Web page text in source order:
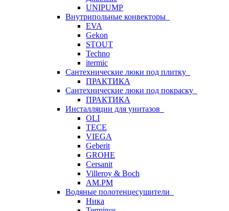
UNIPUMP
Внутрипольные конвекторы
EVA
Gekon
STOUT
Techno
itermic
Сантехнические люки под плитку
ПРАКТИКА
Сантехнические люки под покраску
ПРАКТИКА
Инсталляции для унитазов
OLI
TECE
VIEGA
Geberit
GROHE
Cersanit
Villeroy & Boch
AM.PM
Водяные полотенцесушители
Ника